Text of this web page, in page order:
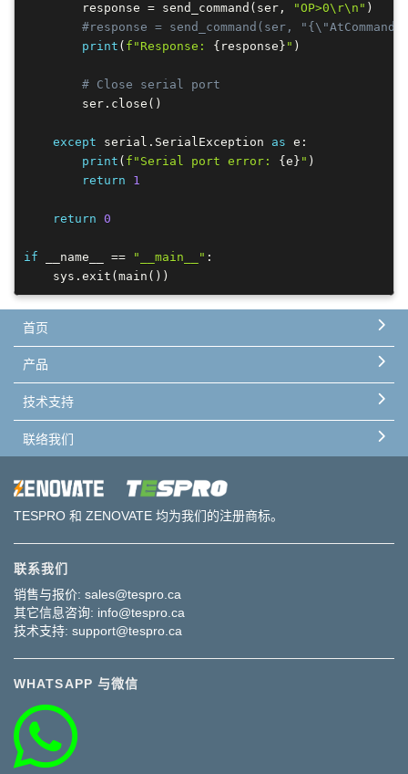
        response
= send_command ( ser , "OP>0\r\n" )
#response = send_command(ser,
print ( f"Response: { response } " )
# Close serial port
        ser
. close ( )
except serial . SerialException as e :
print ( f"Serial port error: { e } " )
return
1
return 0
if __name__ == "__main__" :
    sys
. exit ( main ( ) )
首页
产品
技术支持
联络我们
TESPRO 和 ZENOVATE 均为我们的注册商标。
联系我们
销售与报价: sales@tespro.ca
其它信息咨询: info@tespro.ca
技术支持: support@tespro.ca
WHATSAPP 与微信